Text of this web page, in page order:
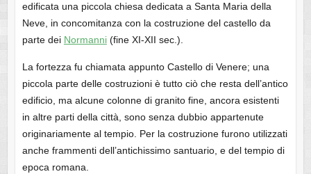
edificata una piccola chiesa dedicata a Santa Maria della
Neve, in concomitanza con la costruzione del castello da
parte dei Normanni(fine XI-XII sec.).
La fortezza fu chiamata appunto Castello di Venere; una
piccola parte delle costruzioni è tutto ciò che resta dell’antico
edificio, ma alcune colonne di granito fine, ancora esistenti
in altre parti della città, sono senza dubbio appartenute
originariamente al tempio. Per la costruzione furono utilizzati
anche frammenti dell’antichissimo santuario, e del tempio di
epoca romana.